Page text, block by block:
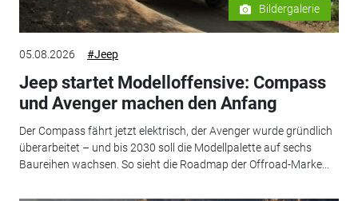
Bildergalerie
05.08.2026 #Jeep
Jeep startet Modelloffensive: Compass
und Avenger machen den Anfang
Der Compass fährt jetzt elektrisch, der Avenger wurde gründlich
überarbeitet – und bis 2030 soll die Modellpalette auf sechs
Baureihen wachsen. So sieht die Roadmap der Offroad-Marke...